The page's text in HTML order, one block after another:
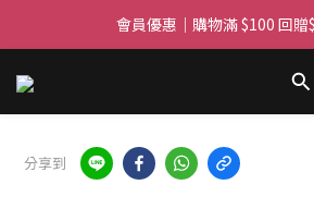
滿$450免費送貨上門 I 滿$350免
會員優惠｜購物滿 $100 回贈
滿$450免費送貨上門 I 滿$350
分享到